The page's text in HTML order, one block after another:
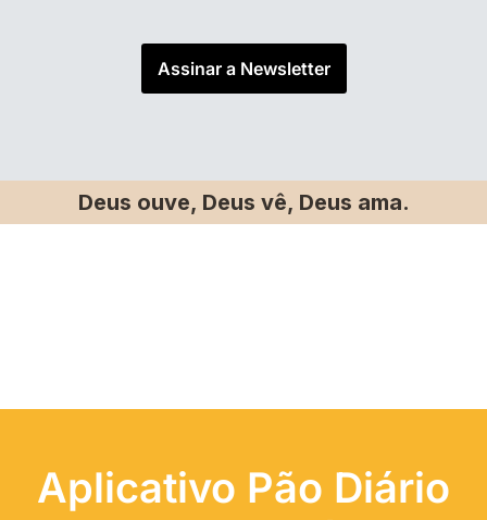
Assinar a Newsletter
Deus ouve, Deus vê, Deus ama.
Aplicativo Pão Diário